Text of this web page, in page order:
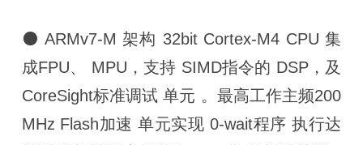
⚫ ARMv7-M 架构 32bit Cortex-M4 CPU 集
成FPU、 MPU，支持 SIMD指令的 DSP，及
CoreSight标准调试 单元 。最高工作主频200
MHz Flash加速 单元实现 0-wait程序 执行达